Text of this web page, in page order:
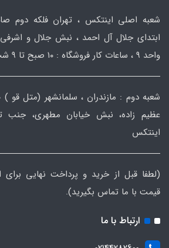
شعبه اصلی اینتکس ، تهران فلکه دوم
واحد ۹ ، ساعات کار فروشگاه : ۱۰ صبح تا ۹ شب.
عظیم زاده، نبش خیابان مطهری، جنب
اینتکس
(لطفا قبل از خرید و پرداخت نهایی برای
قیمت با ما تماس بگیرید).
ارتباط با ما